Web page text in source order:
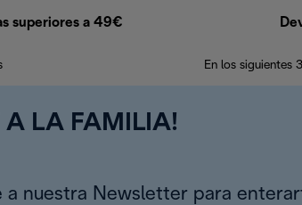
superiores a 49€
En los siguientes
A LA FAMILIA!
a nuestra Newsletter para